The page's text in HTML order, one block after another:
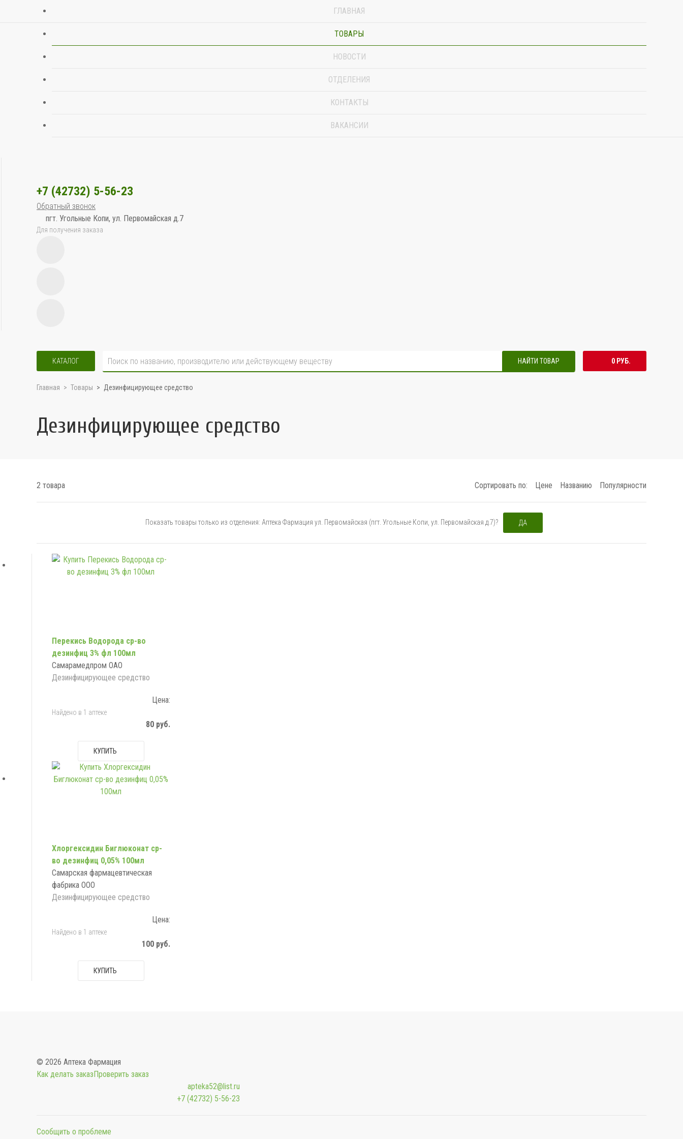
ГЛАВНАЯ
ТОВАРЫ
НОВОСТИ
ОТДЕЛЕНИЯ
КОНТАКТЫ
ВАКАНСИИ
+7 (42732) 5-56-23
Обратный звонок
пгт. Угольные Копи, ул. Первомайская д.7
Для получения заказа
КАТАЛОГ НАЙТИ ТОВАР 0 РУБ.
Главная Товары Дезинфицирующее средство
Дезинфицирующее средство
2 товара Сортировать по: Цене Названию Популярности
Показать товары только из отделения: Аптека Фармация ул. Первомайская (пгт. Угольные Копи, ул. Первомайская д.7)? ДА
Перекись Водорода ср-во
дезинфиц 3% фл 100мл
Самарамедпром ОАО
Дезинфицирующее средство
Цена:
Найдено в 1 аптеке
80 руб.
КУПИТЬ
Хлоргексидин Биглюконат ср-
во дезинфиц 0,05% 100мл
Самарская фармацевтическая
фабрика ООО
Дезинфицирующее средство
Цена:
Найдено в 1 аптеке
100 руб.
КУПИТЬ
© 2026 Аптека Фармация
Как делать заказПроверить заказ
apteka52@list.ru
+7 (42732) 5-56-23
Сообщить о проблеме